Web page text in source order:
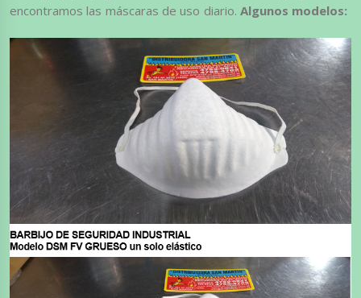
encontramos las máscaras de uso diario. Algunos modelos: